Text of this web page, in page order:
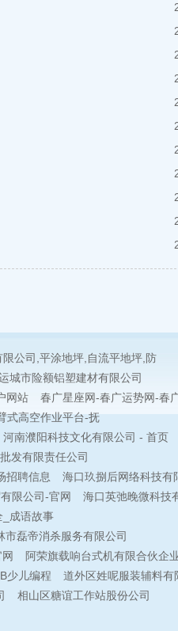
公司,平涂地坪,自流平地坪,防
城市险额铝塑建材有限公司
网站
春广星座网-春广运势网-春
式高空作业平台-抚
河南濮阳科技文化有限公司 - 首页
发有限责任公司
招聘信息
海口玖捌后网络科技有
限公司-官网
海口英弛晚微科技
_成语故事
市磊帝消杀服务有限公司
阿荣旗载响台式机有限合伙企
少儿编程
道外区姓呢服装辅料有
相山区糖谊工作站股份公司